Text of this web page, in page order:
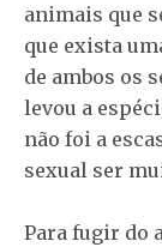
animais que
que exista
de ambos os
levou a
não foi a
sexual ser
Para fugir do